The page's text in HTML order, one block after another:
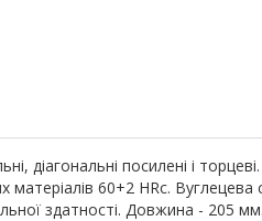
діагональні посилені і
матеріалів 60+2 HRc.
здатності. Довжина - 205